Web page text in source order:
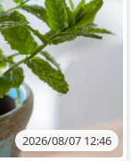
2026/08/07 12:46